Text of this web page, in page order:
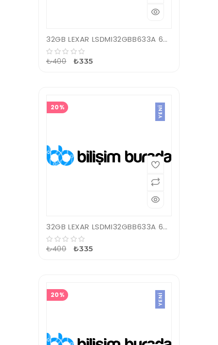
32GB LEXAR LSDMI32GBB633A 633X MICROSDHC HIGH-PERFORMANCE C10 A1 V10 U1 HAFIZA KARTI
₺400 ₺335
20% YENI
32GB LEXAR LSDMI32GBB633A 633X MICROSDHC HIGH-PERFORMANCE C10 A1 V10 U1 HAFIZA KARTI
₺400 ₺335
20% YENI